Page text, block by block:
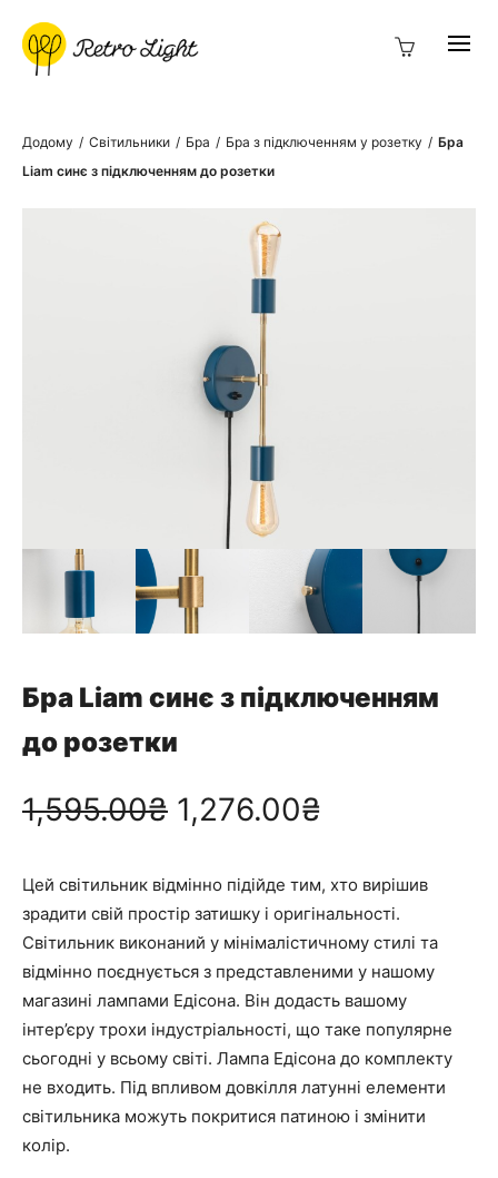
Додому / Світильники / Бра / Бра з підключенням у розетку / Бра
Liam синє з підключенням до розетки
Бра Liam синє з підключенням
до розетки
1,595.00₴ О
и
г
і
н
1,276.00₴
т
о
ч
н
Цей світильник відмінно підійде тим, хто вирішив
зрадити свій простір затишку і оригінальності.
Світильник виконаний у мінімалістичному стилі та
відмінно поєднується з представленими у нашому
магазині лампами Едісона. Він додасть вашому
інтер’єру трохи індустріальності, що таке популярне
сьогодні у всьому світі. Лампа Едісона до комплекту
не входить. Під впливом довкілля латунні елементи
світильника можуть покритися патиною і змінити
колір.